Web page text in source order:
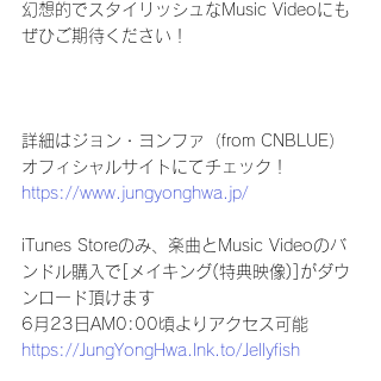
幻想的でスタイリッシュなMusic Videoにも
ぜひご期待ください！
詳細はジョン・ヨンファ（from CNBLUE）
オフィシャルサイトにてチェック！
https://www.jungyonghwa.jp/
iTunes Storeのみ、楽曲とMusic Videoのバ
ンドル購入で[メイキング(特典映像)]がダウ
ンロード頂けます
6月23日AM0:00頃よりアクセス可能
https://JungYongHwa.lnk.to/Jellyfish